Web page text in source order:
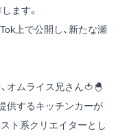
ます。
上で公開し、新たな瀬
オムライス兄さん🍅🐣
供するキッチンカーが
ト系クリエイターとし